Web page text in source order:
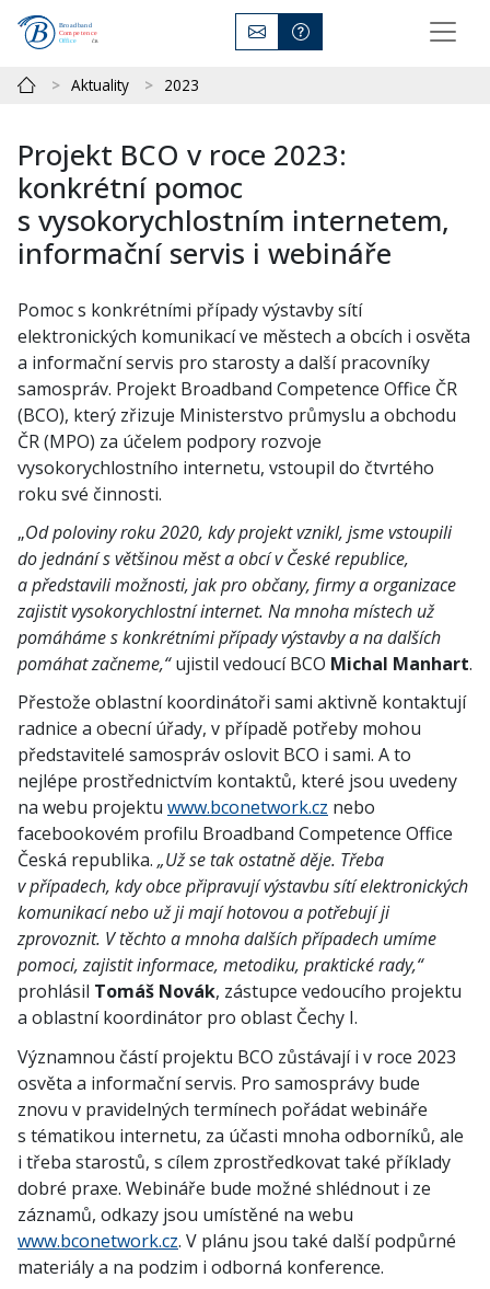
Aktuality 2023
Projekt BCO v roce 2023:
konkrétní pomoc
s vysokorychlostním internetem,
informační servis i webináře
Pomoc s konkrétními případy výstavby sítí
elektronických komunikací ve městech a obcích i osvěta
a informační servis pro starosty a další pracovníky
samospráv. Projekt Broadband Competence Office ČR
(BCO), který zřizuje Ministerstvo průmyslu a obchodu
ČR (MPO) za účelem podpory rozvoje
vysokorychlostního internetu, vstoupil do čtvrtého
roku své činnosti.
„Od poloviny roku 2020, kdy projekt vznikl, jsme vstoupili
do jednání s většinou měst a obcí v České republice,
a představili možnosti, jak pro občany, firmy a organizace
zajistit vysokorychlostní internet. Na mnoha místech už
pomáháme s konkrétními případy výstavby a na dalších
pomáhat začneme,“ujistil vedoucí BCO Michal Manhart.
Přestože oblastní koordinátoři sami aktivně kontaktují
radnice a obecní úřady, v případě potřeby mohou
představitelé samospráv oslovit BCO i sami. A to
nejlépe prostřednictvím kontaktů, které jsou uvedeny
na webu projektu www.bconetwork.cz nebo
facebookovém profilu Broadband Competence Office
Česká republika. „Už se tak ostatně děje. Třeba
v případech, kdy obce připravují výstavbu sítí elektronických
komunikací nebo už ji mají hotovou a potřebují ji
zprovoznit. V těchto a mnoha dalších případech umíme
pomoci, zajistit informace, metodiku, praktické rady,“
prohlásil Tomáš Novák, zástupce vedoucího projektu
a oblastní koordinátor pro oblast Čechy I.
Významnou částí projektu BCO zůstávají i v roce 2023
osvěta a informační servis. Pro samosprávy bude
znovu v pravidelných termínech pořádat webináře
s tématikou internetu, za účasti mnoha odborníků, ale
i třeba starostů, s cílem zprostředkovat také příklady
dobré praxe. Webináře bude možné shlédnout i ze
záznamů, odkazy jsou umístěné na webu
www.bconetwork.cz. V plánu jsou také další podpůrné
materiály a na podzim i odborná konference.